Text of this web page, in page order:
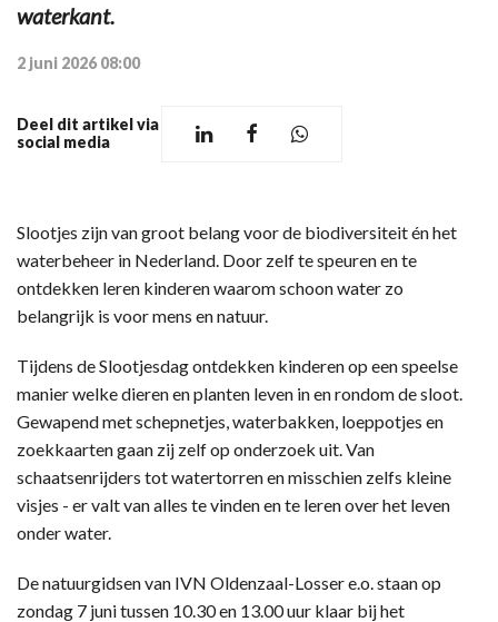
waterkant.
2 juni 2026 08:00
Deel dit artikel via
social media
Slootjes zijn van groot belang voor de biodiversiteit én het
waterbeheer in Nederland. Door zelf te speuren en te
ontdekken leren kinderen waarom schoon water zo
belangrijk is voor mens en natuur.
Tijdens de Slootjesdag ontdekken kinderen op een speelse
manier welke dieren en planten leven in en rondom de sloot.
Gewapend met schepnetjes, waterbakken, loeppotjes en
zoekkaarten gaan zij zelf op onderzoek uit. Van
schaatsenrijders tot watertorren en misschien zelfs kleine
visjes - er valt van alles te vinden en te leren over het leven
onder water.
De natuurgidsen van IVN Oldenzaal-Losser e.o. staan op
zondag 7 juni tussen 10.30 en 13.00 uur klaar bij het